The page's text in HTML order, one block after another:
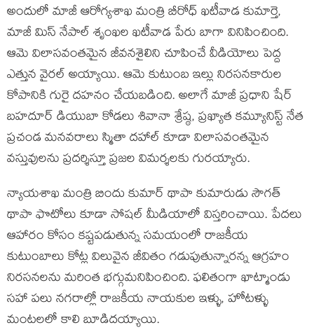
అందులో మాజీ ఆరోగ్యశాఖ మంత్రి బీరోధ్‌ ఖటీవాడ కుమార్తె,
మాజీ మిస్‌ నేపాల్‌ శృంఖల ఖటీవాడ పేరు బాగా వినిపించింది.
ఆమె విలాసవంతమైన జీవనశైలిని చూపించే వీడియోలు పెద్ద
ఎత్తున వైరల్‌ అయ్యాయి. ఆమె కుటుంబ ఇల్లు నిరసనకారుల
కోపానికి గురై దహనం చేయబడింది. అలాగే మాజీ ప్రధాని షేర్‌
బహదూర్‌ డియుబా కోడలు శివానా శ్రేష్ఠ, ప్రఖ్యాత కమ్యూనిస్ట్‌ నేత
ప్రచండ మనవరాలు స్మితా దహాల్‌ కూడా విలాసవంతమైన
వస్తువులను ప్రదర్శిస్తూ ప్రజల విమర్శలకు గురయ్యారు.
న్యాయశాఖ మంత్రి బిందు కుమార్‌ థాపా కుమారుడు సౌగత్‌
థాపా ఫొటోలు కూడా సోషల్ మీడియాలో విస్తరించాయి. పేదలు
ఆహారం కోసం కష్టపడుతున్న సమయంలో రాజకీయ
కుటుంబాలు కోట్ల విలువైన జీవితం గడుపుతున్నారన్న ఆగ్రహం
నిరసనలను మరింత భగ్గుమనిపించింది. ఫలితంగా ఖాట్మాండు
సహా పలు నగరాల్లో రాజకీయ నాయకుల ఇళ్ళు, హోటళ్ళు
మంటలలో కాలి బూడిదయ్యాయి.